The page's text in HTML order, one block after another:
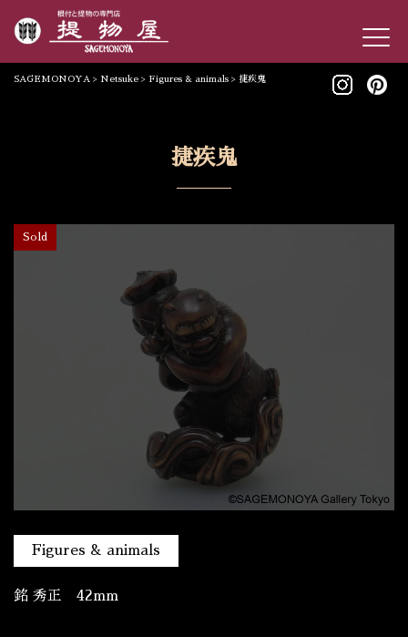
SAGEMONOYA > Netsuke > Figures & animals > 捷疾鬼
捷疾鬼
Sold
Figures & animals
銘 秀正 42mm